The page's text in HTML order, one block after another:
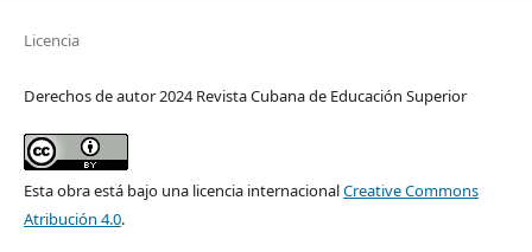
Licencia
Derechos de autor 2024 Revista Cubana de Educación Superior
Esta obra está bajo una licencia internacionalCreative Commons
Atribución 4.0.